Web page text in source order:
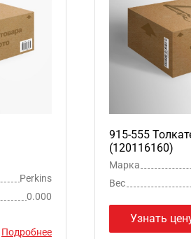
Perkins
0.000
Подробнее
915-555
(120116160)
Марка
Вес
Узнать